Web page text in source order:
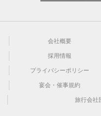
会社概要
採用情報
プライバシーポリシー
宴会・催事規約
旅行会社